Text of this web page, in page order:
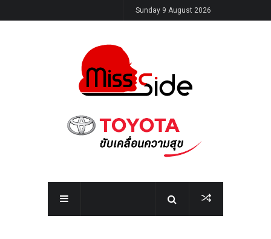
Sunday 9 August 2026